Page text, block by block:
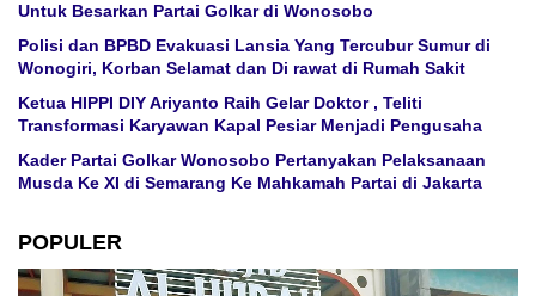
Untuk Besarkan Partai Golkar di Wonosobo
Polisi dan BPBD Evakuasi Lansia Yang Tercubur Sumur di
Wonogiri, Korban Selamat dan Di rawat di Rumah Sakit
Ketua HIPPI DIY Ariyanto Raih Gelar Doktor , Teliti
Transformasi Karyawan Kapal Pesiar Menjadi Pengusaha
Kader Partai Golkar Wonosobo Pertanyakan Pelaksanaan
Musda Ke XI di Semarang Ke Mahkamah Partai di Jakarta
POPULER